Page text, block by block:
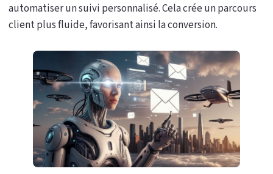
automatiser un suivi personnalisé. Cela crée un parcours
client plus fluide, favorisant ainsi la conversion.